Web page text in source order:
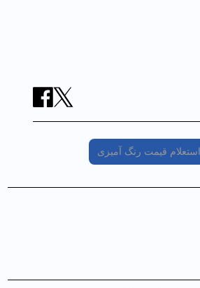
استعلام قیمت رنگ آمیزی